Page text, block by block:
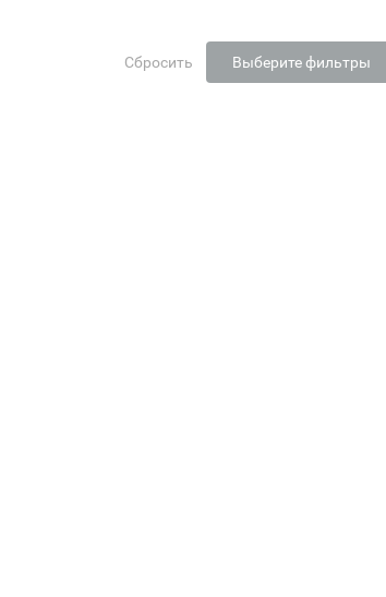
Сбросить Выберите фильтры